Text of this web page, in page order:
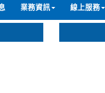
業務資訊 線上服務